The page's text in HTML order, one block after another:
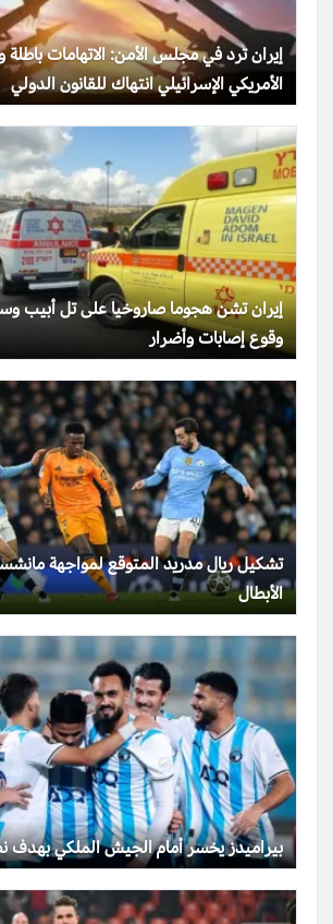
إيران ترد في مجلس الأمن: الاتهامات باطلة
الأمريكي الإسرائيلي انتهاك للقانون الدولي
إيران تشن هجوما صاروخيا على تل أبيب
وقوع إصابات وأضرار
تشكيل ريال مدريد المتوقع لمواجهة
الأبطال
بيراميدز يخسر أمام الجيش الملكي بهدف